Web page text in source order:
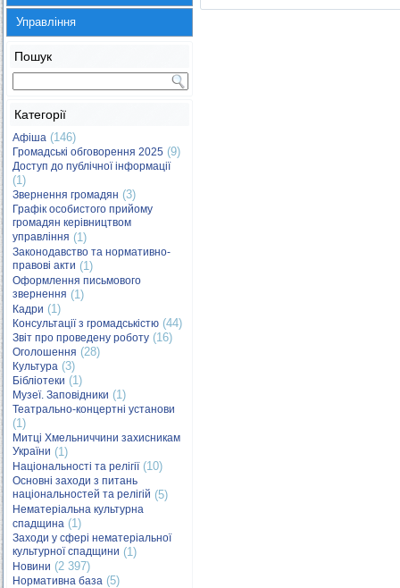
Управління
Пошук
Категорії
Афіша (146)
Громадські обговорення 2025 (9)
Доступ до публічної інформації
(1)
Звернення громадян (3)
Графік особистого прийому
громадян керівництвом
управління (1)
Законодавство та нормативно-
правові акти (1)
Оформлення письмового
звернення (1)
Кадри (1)
Консультації з громадськістю (44)
Звіт про проведену роботу (16)
Оголошення (28)
Культура (3)
Бібліотеки (1)
Музеї. Заповідники (1)
Театрально-концертні установи
(1)
Митці Хмельниччини захисникам
України (1)
Національності та релігії(10)
Основні заходи з питань
національностей та релігій (5)
Нематеріальна культурна
спадщина (1)
Заходи у сфері нематеріальної
культурної спадщини (1)
Новини (2 397)
Нормативна база (5)